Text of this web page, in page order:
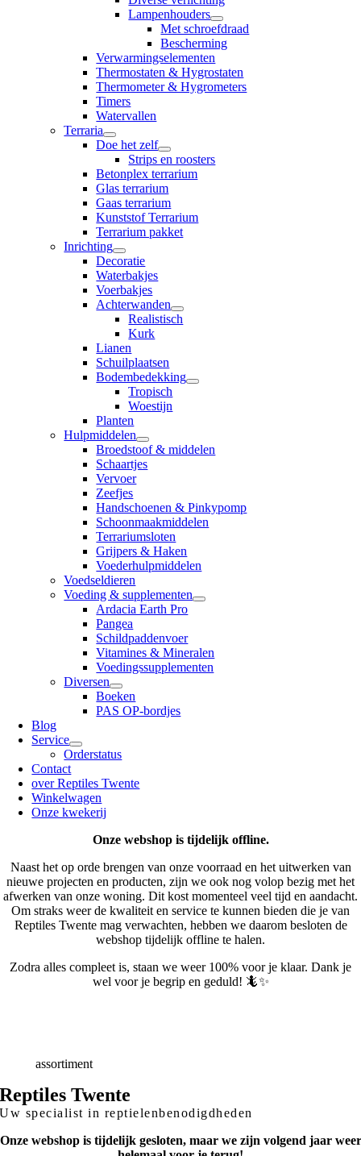
Lampenhouders
Met schroefdraad
Bescherming
Verwarmingselementen
Thermostaten & Hygrostaten
Thermometer & Hygrometers
Timers
Watervallen
Terraria
Doe het zelf
Strips en roosters
Betonplex terrarium
Glas terrarium
Gaas terrarium
Kunststof Terrarium
Terrarium pakket
Inrichting
Decoratie
Waterbakjes
Voerbakjes
Achterwanden
Realistisch
Kurk
Lianen
Schuilplaatsen
Bodembedekking
Tropisch
Woestijn
Planten
Hulpmiddelen
Broedstoof & middelen
Schaartjes
Vervoer
Zeefjes
Handschoenen & Pinkypomp
Schoonmaakmiddelen
Terrariumsloten
Grijpers & Haken
Voederhulpmiddelen
Voedseldieren
Voeding & supplementen
Ardacia Earth Pro
Pangea
Schildpaddenvoer
Vitamines & Mineralen
Voedingssupplementen
Diversen
Boeken
PAS OP-bordjes
Blog
Service
Orderstatus
Contact
over Reptiles Twente
Winkelwagen
Onze kwekerij
Onze webshop is tijdelijk offline.
Naast het op orde brengen van onze voorraad en het uitwerken van
nieuwe projecten en producten, zijn we ook nog volop bezig met het
afwerken van onze woning. Dit kost momenteel veel tijd en aandacht.
Om straks weer de kwaliteit en service te kunnen bieden die je van
Reptiles Twente mag verwachten, hebben we daarom besloten de
webshop tijdelijk offline te halen.
Zodra alles compleet is, staan we weer 100% voor je klaar. Dank je
wel voor je begrip en geduld! 🦎✨
Breedassortiment
Reptiles Twente
Uw specialist in reptielenbenodigdheden
Onze webshop is tijdelijk gesloten, maar we zijn volgend jaar weer